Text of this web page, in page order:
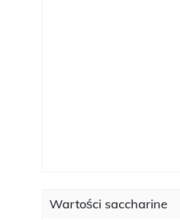
Wartości saccharine